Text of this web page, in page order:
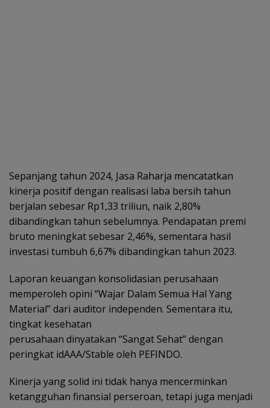
Sepanjang tahun 2024, Jasa Raharja mencatatkan
kinerja positif dengan realisasi laba bersih tahun
berjalan sebesar Rp1,33 triliun, naik 2,80%
dibandingkan tahun sebelumnya. Pendapatan premi
bruto meningkat sebesar 2,46%, sementara hasil
investasi tumbuh 6,67% dibandingkan tahun 2023.
Laporan keuangan konsolidasian perusahaan
memperoleh opini “Wajar Dalam Semua Hal Yang
Material” dari auditor independen. Sementara itu,
tingkat kesehatan
perusahaan dinyatakan “Sangat Sehat” dengan
peringkat idAAA/Stable oleh PEFINDO.
Kinerja yang solid ini tidak hanya mencerminkan
ketangguhan finansial perseroan, tetapi juga menjadi